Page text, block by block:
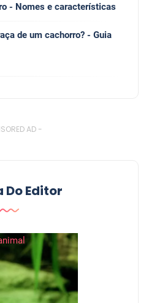
- Nomes e características
de um cachorro? - Guia
AD -
Do Editor